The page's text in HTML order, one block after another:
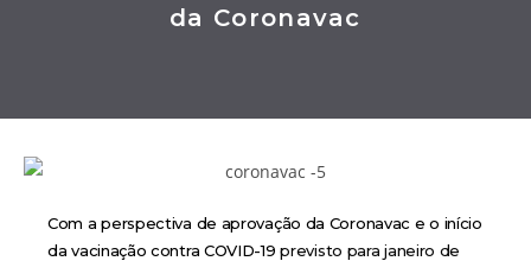
da Coronavac
Com a perspectiva de aprovação da Coronavac e o início
da vacinação contra COVID-19previsto para janeiro de